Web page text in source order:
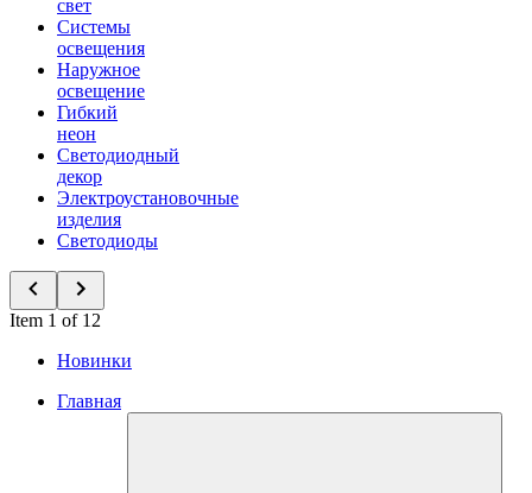
свет
Системы
освещения
Наружное
освещение
Гибкий
неон
Светодиодный
декор
Электроустановочные
изделия
Светодиоды
Item 1 of 12
Новинки
Главная